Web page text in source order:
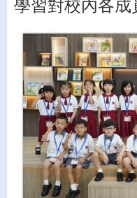
學習對校內各成